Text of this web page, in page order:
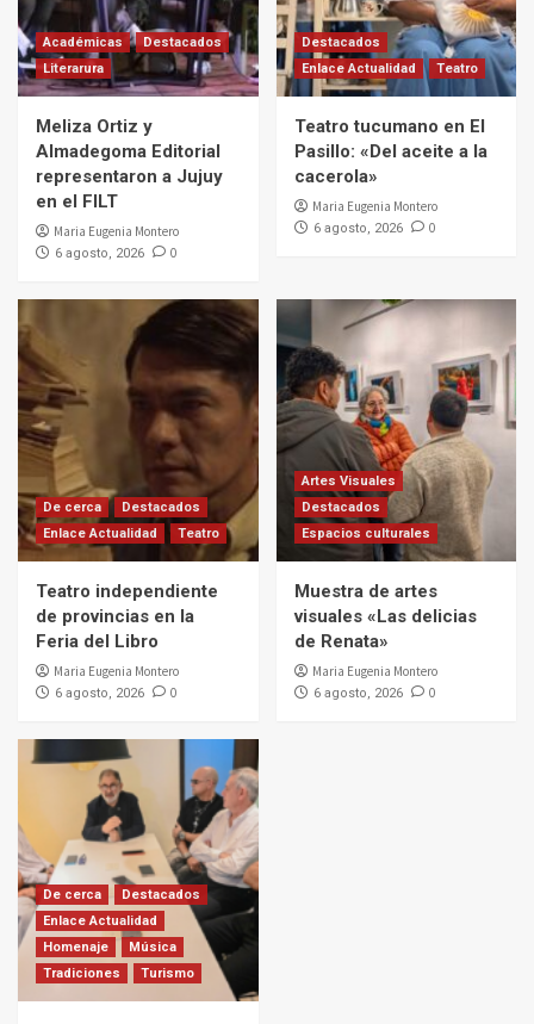
Académicas
Destacados
Literarura
Meliza Ortiz y
Almadegoma Editorial
representaron a Jujuy
en el FILT
Maria Eugenia Montero
6 agosto, 2026 0
Destacados
Enlace Actualidad
Teatro
Teatro tucumano en El
Pasillo: «Del aceite a la
cacerola»
Maria Eugenia Montero
6 agosto, 2026 0
De cerca
Destacados
Enlace Actualidad
Teatro
Teatro independiente
de provincias en la
Feria del Libro
Maria Eugenia Montero
6 agosto, 2026 0
Artes Visuales
Destacados
Espacios culturales
Muestra de artes
visuales «Las delicias
de Renata»
Maria Eugenia Montero
6 agosto, 2026 0
De cerca
Destacados
Enlace Actualidad
Homenaje
Música
Tradiciones
Turismo